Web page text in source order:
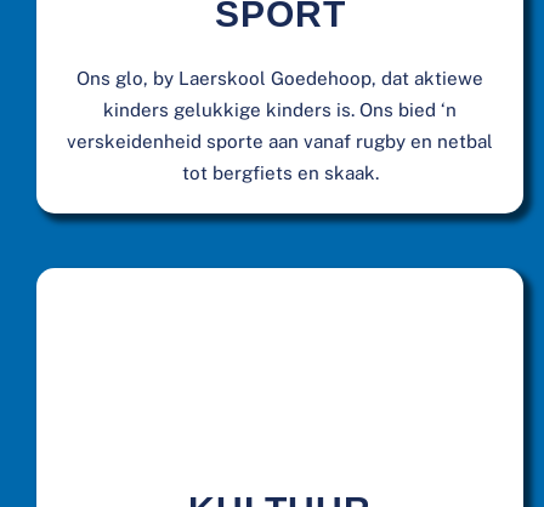
SPORT
Ons glo, by Laerskool Goedehoop, dat aktiewe
kinders gelukkige kinders is. Ons bied ‘n
verskeidenheid sporte aan vanaf rugby en netbal
tot bergfiets en skaak.